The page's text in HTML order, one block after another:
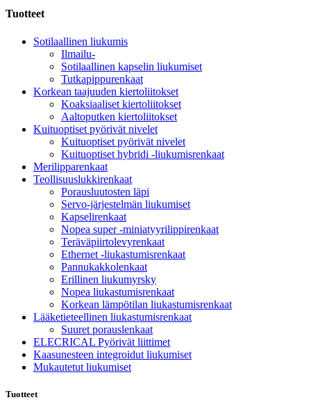
Tuotteet
Sotilaallinen liukumis
Ilmailu-
Sotilaallinen kapselin liukumiset
Tutkapippurenkaat
Korkean taajuuden kiertoliitokset
Koaksiaaliset kiertoliitokset
Aaltoputken kiertoliitokset
Kuituoptiset pyörivät nivelet
Kuituoptiset pyörivät nivelet
Kuituoptiset hybridi -liukumisrenkaat
Merilipparenkaat
Teollisuuslukkirenkaat
Porausluutosten läpi
Servo-järjestelmän liukumiset
Kapselirenkaat
Nopea super -miniatyyrilippirenkaat
Teräväpiirtolevyrenkaat
Ethernet -liukastumisrenkaat
Pannukakkolenkaat
Erillinen liukumyrsky
Nopea liukastumisrenkaat
Korkean lämpötilan liukastumisrenkaat
Lääketieteellinen liukastumisrenkaat
Suuret porauslenkaat
ELECRICAL Pyörivät liittimet
Kaasunesteen integroidut liukumiset
Mukautetut liukumiset
Tuotteet